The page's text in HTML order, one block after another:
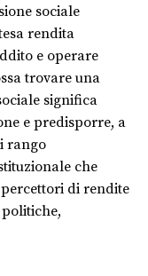
sociale
rendita
e operare
trovare una
significa
e predisporre, a
rango
che
di rendite